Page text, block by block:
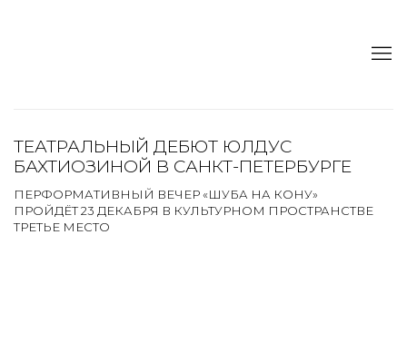
ТЕАТРАЛЬНЫЙ ДЕБЮТ ЮЛДУС
БАХТИОЗИНОЙ В САНКТ-ПЕТЕРБУРГЕ
ПЕРФОРМАТИВНЫЙ ВЕЧЕР «ШУБА НА КОНУ»
ПРОЙДЁТ 23 ДЕКАБРЯ В КУЛЬТУРНОМ ПРОСТРАНСТВЕ
ТРЕТЬЕ МЕСТО